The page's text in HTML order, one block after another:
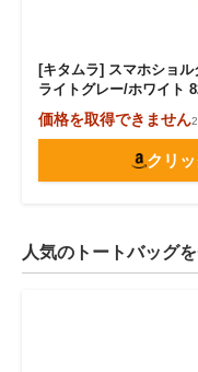
[キタムラ] スマホショ
ライトグレー/ホワイト
価格を取得できません
クリ
人気のトートバッグ